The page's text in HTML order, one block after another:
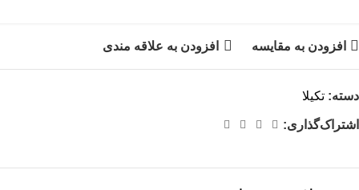
افزودن به مقایسه افزودن به علاقه مندی
دسته: تکیلا
اشتراک‌گذاری: